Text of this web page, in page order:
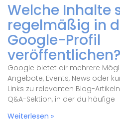
Welche Inhalte
regelmäßig in
Google-Profil
veröffentlichen?
Google bietet dir mehrere
Angebote, Events, News oder
Links zu relevanten Blog-
Q&A-Sektion, in der du häufige
Weiterlesen »